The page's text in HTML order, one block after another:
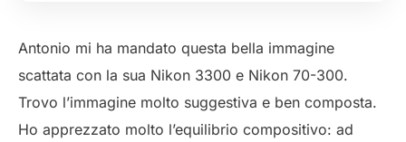
Antonio mi ha mandato questa bella immagine
scattata con la sua Nikon 3300 e Nikon 70-300.
Trovo l’immagine molto suggestiva e ben composta.
Ho apprezzato molto l’equilibrio compositivo: ad